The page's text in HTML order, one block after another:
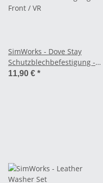
SimWorks - Dove Stay
Schutzblechbefestigung -
Front / VR
11,90 € *